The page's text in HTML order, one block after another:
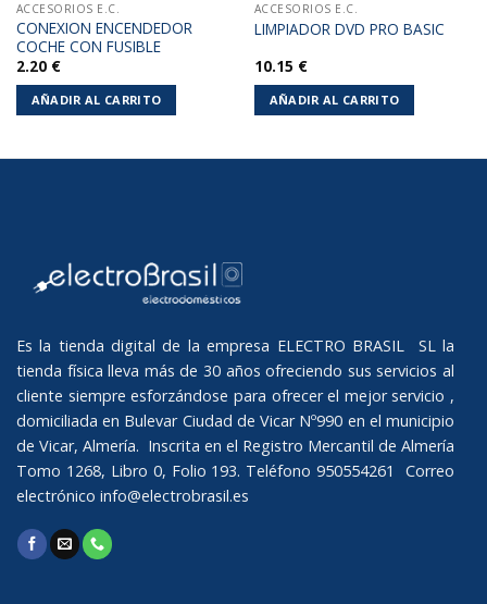
ACCESORIOS E.C.
CONEXION ENCENDEDOR
COCHE CON FUSIBLE
2.20 €
AÑADIR AL CARRITO
ACCESORIOS E.C.
LIMPIADOR DVD PRO BASIC
10.15 €
AÑADIR AL CARRITO
Es la tienda digital de la empresa ELECTRO BRASIL SL la
tienda física lleva más de 30 años ofreciendo sus servicios al
cliente siempre esforzándose para ofrecer el mejor servicio ,
domiciliada en Bulevar Ciudad de Vicar Nº990 en el municipio
de Vicar, Almería. Inscrita en el Registro Mercantil de Almería
Tomo 1268, Libro 0, Folio 193. Teléfono 950554261 Correo
electrónico info@electrobrasil.es